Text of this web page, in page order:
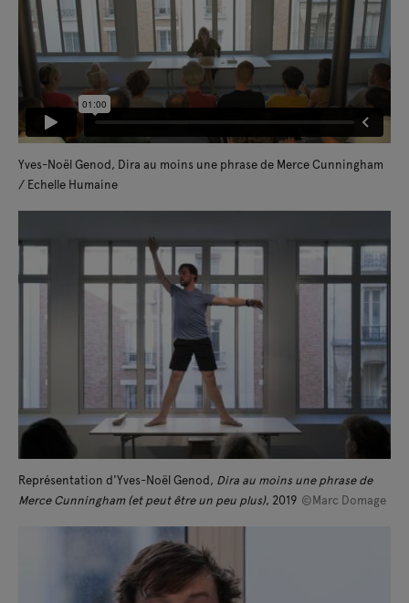
Yves-Noël Genod, Dira au moins une phrase de Merce Cunningham
/ Echelle Humaine
Représentation d'Yves-Noël Genod, Dira au moins une phrase de
Merce Cunningham (et peut être un peu plus), 2019 ©Marc Domage